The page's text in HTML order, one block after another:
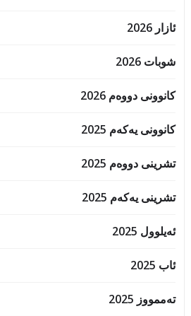
ئازار 2026
شوبات 2026
کانوونی دووەم 2026
کانوونی یەکەم 2025
تشرینی دووەم 2025
تشرینی یەکەم 2025
ئەیلوول 2025
ئاب 2025
تەممووز 2025